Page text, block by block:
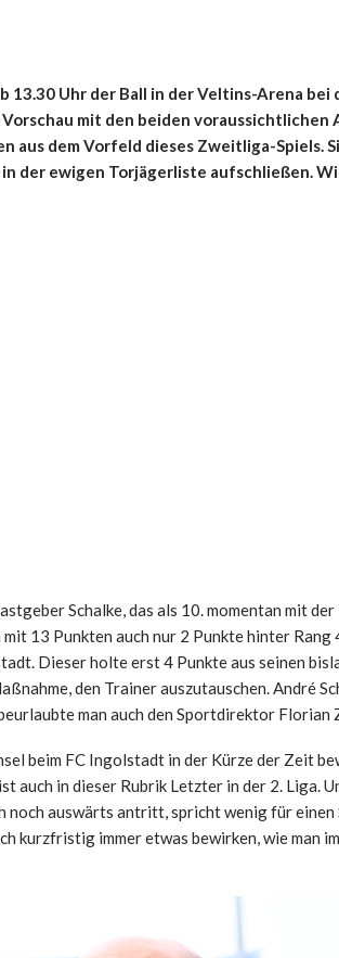
13.30 Uhr der Ball in der Veltins-Arena bei
mit den beiden voraussichtlichen
aus dem Vorfeld dieses Zweitliga-Spiels.
der ewigen Torjägerliste aufschließen.
Schalke, das als 10. momentan mit
13 Punkten auch nur 2 Punkte hinter Rang
Dieser holte erst 4 Punkte aus seinen
den Trainer auszutauschen. André
man auch den Sportdirektor Florian
beim FC Ingolstadt in der Kürze der Zeit
auch in dieser Rubrik Letzter in der 2. Liga.
noch auswärts antritt, spricht wenig für einen
kurzfristig immer etwas bewirken, wie man